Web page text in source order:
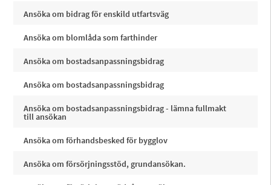
Ansöka om bidrag för enskild utfartsväg
Ansöka om blomlåda som farthinder
Ansöka om bostadsanpassningsbidrag
Ansöka om bostadsanpassningsbidrag
Ansöka om bostadsanpassningsbidrag - lämna fullmakt
till ansökan
Ansöka om förhandsbesked för bygglov
Ansöka om försörjningsstöd, grundansökan.